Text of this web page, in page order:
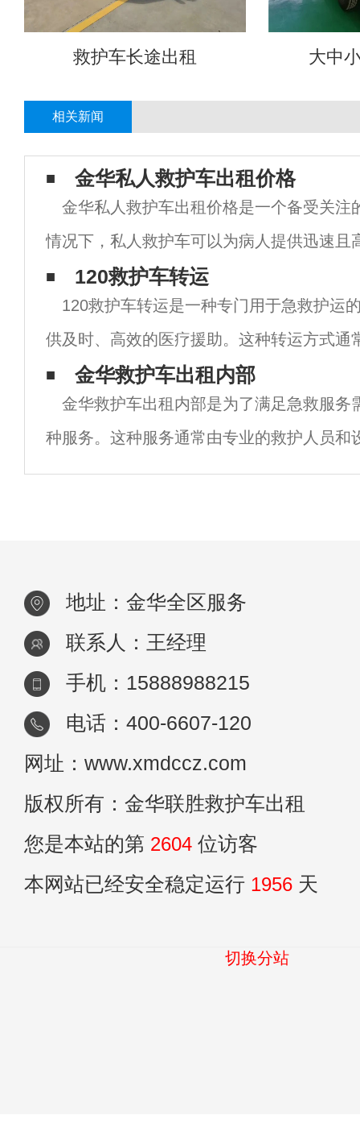
救护车长途出租 大中
相关新闻
金华私人救护车出租价格
金华私人救护车出租价格是一个备受关注
情况下，私人救护车可以为病人提供迅速且
服务。然而，由于市场竞争激烈，私人救护
为昂贵。金华私人救护车出租价格的高昂主
120救护车转运
120救护车转运是一种专门用于急救护运
供及时、高效的医疗援助。这种转运方式通
人员驾驶和护理，以确保患者在转运过程中
照顾。 首先，120救护车转运具有高度的急
金华救护车出租内部
金华救护车出租内部是为了满足急救服务
种服务。这种服务通常由专业的救护人员和
以确保患者在转运过程中获得最高水平的护
地址：金华全区服务
联系人：王经理
手机：15888988215
电话：400-6607-120
网址：www.xmdccz.com
版权所有：金华联胜救护车出租
您是本站的第 2604 位访客
本网站已经安全稳定运行 1956 天
切换分站